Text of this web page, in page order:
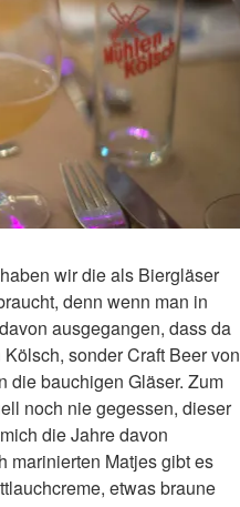
wir die als Biergläser
denn wenn man in
ausgegangen, dass da
sonder Craft Beer von
die bauchigen Gläser. Zum
noch nie gegessen, dieser
die Jahre davon
marinierten Matjes gibt es
etwas braune